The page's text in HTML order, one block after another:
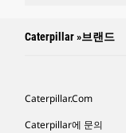
Caterpillar »브랜드
Caterpillar.com
Caterpillar에 문의